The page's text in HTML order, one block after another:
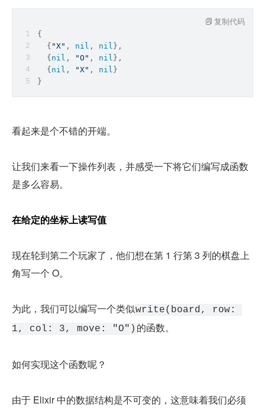
{
  {
"X" , nil , nil },
  {
nil , "O" , nil },
  {
nil , "X" , nil }
}
复制代码
看起来是个不错的开端。
让我们来看一下操作列表，并感受一下将它们编写成函数
是多么容易。
在给定的坐标上读写值
现在轮到第二个玩家了，他们想在第 1 行第 3 列的棋盘上
角写一个 O。
为此，我们可以编写一个类似write(board, row:
1, col: 3, move: "O") 的函数。
如何实现这个函数呢？
由于 Elixir 中的数据结构是不可变的，这意味着我们必须